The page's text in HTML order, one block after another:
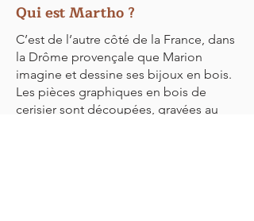
Qui est Martho ?
C’est de l’autre côté de la France, dans
la Drôme provençale que Marion
imagine et dessine ses bijoux en bois.
Les pièces graphiques en bois de
cerisier sont découpées, gravées au